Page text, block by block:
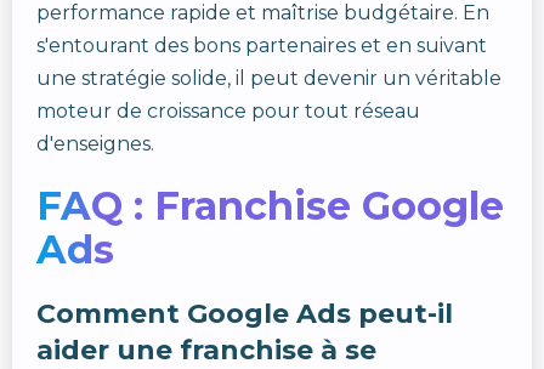
performance rapide et maîtrise budgétaire. En
s'entourant des bons partenaires et en suivant
une stratégie solide, il peut devenir un véritable
moteur de croissance pour tout réseau
d'enseignes.
FAQ : Franchise Google
Ads
Comment Google Ads peut-il
aider une franchise à se